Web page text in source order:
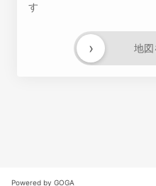
す
地
›
Powered by GOGA